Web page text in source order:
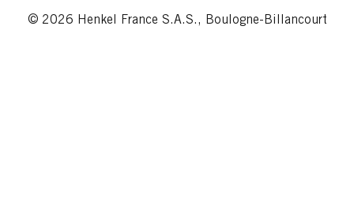
© 2026 Henkel France S.A.S., Boulogne-Billancourt